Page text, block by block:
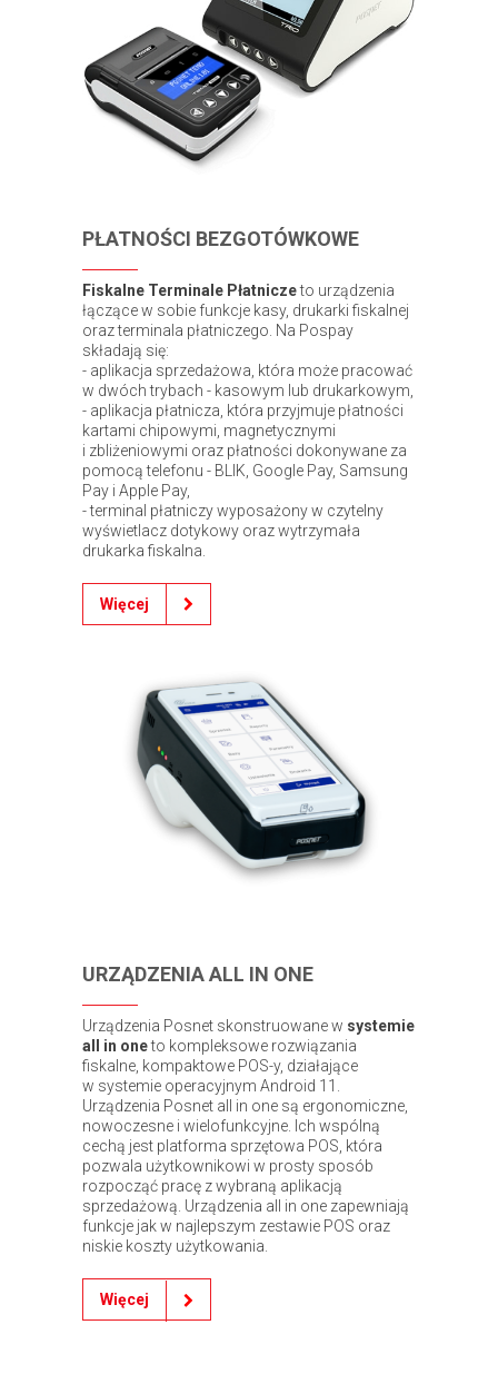
PŁATNOŚCI BEZGOTÓWKOWE
Fiskalne Terminale Płatniczeto urządzenia
łączące w sobie funkcje kasy, drukarki fiskalnej
oraz terminala płatniczego. Na Pospay
składają się:
- aplikacja sprzedażowa, która może pracować
w dwóch trybach - kasowym lub drukarkowym,
- aplikacja płatnicza, która przyjmuje płatności
kartami chipowymi, magnetycznymi
i zbliżeniowymi oraz płatności dokonywane za
pomocą telefonu - BLIK, Google Pay, Samsung
Pay i Apple Pay,
- terminal płatniczy wyposażony w czytelny
wyświetlacz dotykowy oraz wytrzymała
drukarka fiskalna.
Więcej
URZĄDZENIA ALL IN ONE
Urządzenia Posnet skonstruowane w systemie
all in oneto kompleksowe rozwiązania
fiskalne, kompaktowe POS-y, działające
w systemie operacyjnym Android 11.
Urządzenia Posnet all in one są ergonomiczne,
nowoczesne i wielofunkcyjne. Ich wspólną
cechą jest platforma sprzętowa POS, która
pozwala użytkownikowi w prosty sposób
rozpocząć pracę z wybraną aplikacją
sprzedażową. Urządzenia all in one zapewniają
funkcje jak w najlepszym zestawie POS oraz
niskie koszty użytkowania.
Więcej